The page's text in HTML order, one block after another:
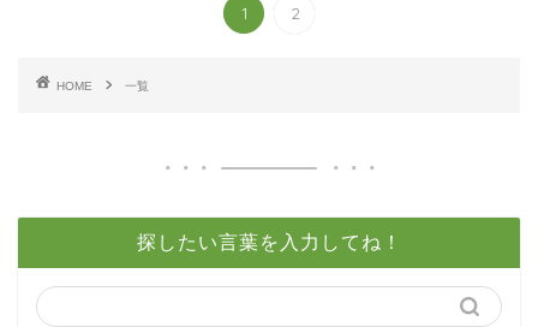
1 2
HOME 一覧
探したい言葉を入力してね！